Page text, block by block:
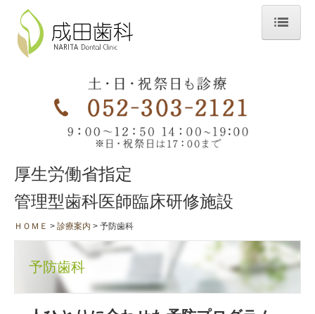
ＨＯＭＥ
当院のこだわり
スタッフ・院内紹介
診療時間＆アクセス
診療案内
一般診療
歯科口腔外科
訪問診療・往診
矯正歯科
歯周病治療
厚生労働省指定
管理型歯科医師臨床研修施設
ＨＯＭＥ 診療案内 予防歯科
予防歯科